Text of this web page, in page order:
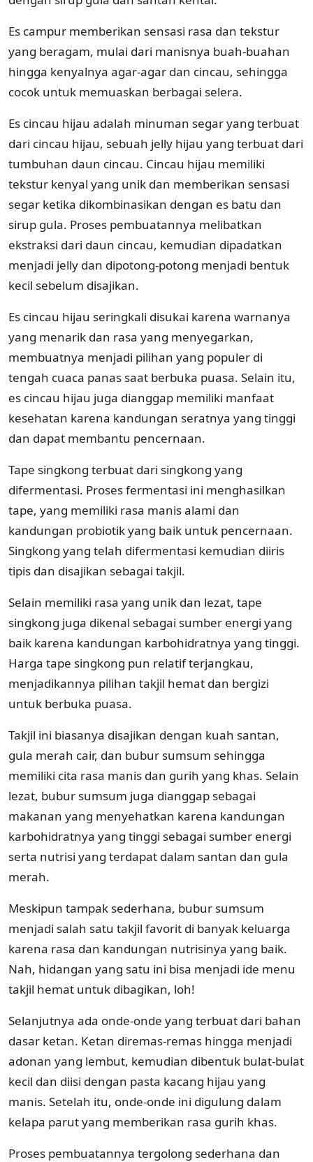
Es campur memberikan sensasi rasa dan tekstur
yang beragam, mulai dari manisnya buah-buahan
hingga kenyalnya agar-agar dan cincau, sehingga
cocok untuk memuaskan berbagai selera.
Es cincau hijau adalah minuman segar yang terbuat
dari cincau hijau, sebuah jelly hijau yang terbuat dari
tumbuhan daun cincau. Cincau hijau memiliki
tekstur kenyal yang unik dan memberikan sensasi
segar ketika dikombinasikan dengan es batu dan
sirup gula. Proses pembuatannya melibatkan
ekstraksi dari daun cincau, kemudian dipadatkan
menjadi jelly dan dipotong-potong menjadi bentuk
kecil sebelum disajikan.
Es cincau hijau seringkali disukai karena warnanya
yang menarik dan rasa yang menyegarkan,
membuatnya menjadi pilihan yang populer di
tengah cuaca panas saat berbuka puasa. Selain itu,
es cincau hijau juga dianggap memiliki manfaat
kesehatan karena kandungan seratnya yang tinggi
dan dapat membantu pencernaan.
Tape singkong terbuat dari singkong yang
difermentasi. Proses fermentasi ini menghasilkan
tape, yang memiliki rasa manis alami dan
kandungan probiotik yang baik untuk pencernaan.
Singkong yang telah difermentasi kemudian diiris
tipis dan disajikan sebagai takjil.
Selain memiliki rasa yang unik dan lezat, tape
singkong juga dikenal sebagai sumber energi yang
baik karena kandungan karbohidratnya yang tinggi.
Harga tape singkong pun relatif terjangkau,
menjadikannya pilihan takjil hemat dan bergizi
untuk berbuka puasa.
Takjil ini biasanya disajikan dengan kuah santan,
gula merah cair, dan bubur sumsum sehingga
memiliki cita rasa manis dan gurih yang khas. Selain
lezat, bubur sumsum juga dianggap sebagai
makanan yang menyehatkan karena kandungan
karbohidratnya yang tinggi sebagai sumber energi
serta nutrisi yang terdapat dalam santan dan gula
merah.
Meskipun tampak sederhana, bubur sumsum
menjadi salah satu takjil favorit di banyak keluarga
karena rasa dan kandungan nutrisinya yang baik.
Nah, hidangan yang satu ini bisa menjadi ide menu
takjil hemat untuk dibagikan, loh!
Selanjutnya ada onde-onde yang terbuat dari bahan
dasar ketan. Ketan diremas-remas hingga menjadi
adonan yang lembut, kemudian dibentuk bulat-bulat
kecil dan diisi dengan pasta kacang hijau yang
manis. Setelah itu, onde-onde ini digulung dalam
kelapa parut yang memberikan rasa gurih khas.
Proses pembuatannya tergolong sederhana dan